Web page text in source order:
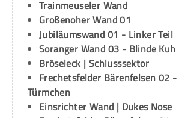
Trainmeuseler Wand
Großenoher Wand 01
Jubiläumswand 01 - Linker Teil
Soranger Wand 03 - Blinde Kuh
Bröseleck | Schlusssektor
Frechetsfelder Bärenfelsen 02 -
Türmchen
Einsrichter Wand | Dukes Nose